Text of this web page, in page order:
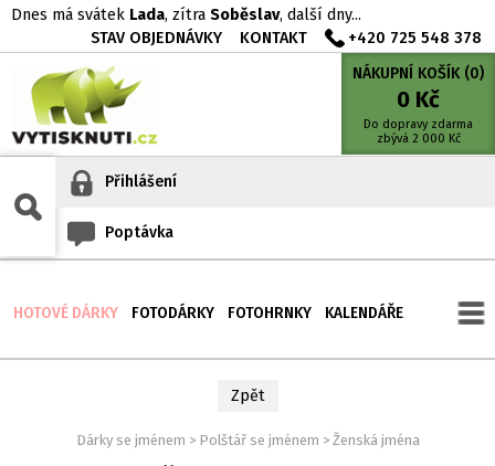
Dnes má svátek Lada, zítra Soběslav, další dny...
STAV OBJEDNÁVKY
KONTAKT
+420 725 548 378
NÁKUPNÍ KOŠÍK (0)
0 Kč
Do dopravy zdarma
zbývá 2 000 Kč
Přihlášení
Poptávka
HOTOVÉ DÁRKY FOTODÁRKY FOTOHRNKY KALENDÁŘE
Zpět
Dárky se jménem > Polštář se jménem > Ženská jména